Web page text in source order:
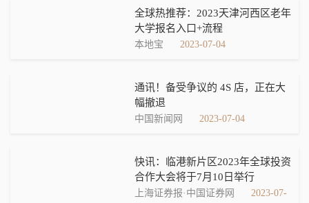
全球热推荐：2023天津河西区老年
大学报名入口+流程
本地宝 2023-07-04
通讯！备受争议的 4S 店，正在大
幅撤退
中国新闻网 2023-07-04
快讯：临港新片区2023年全球投资
合作大会将于7月10日举行
上海证券报·中国证券网
2023-07-